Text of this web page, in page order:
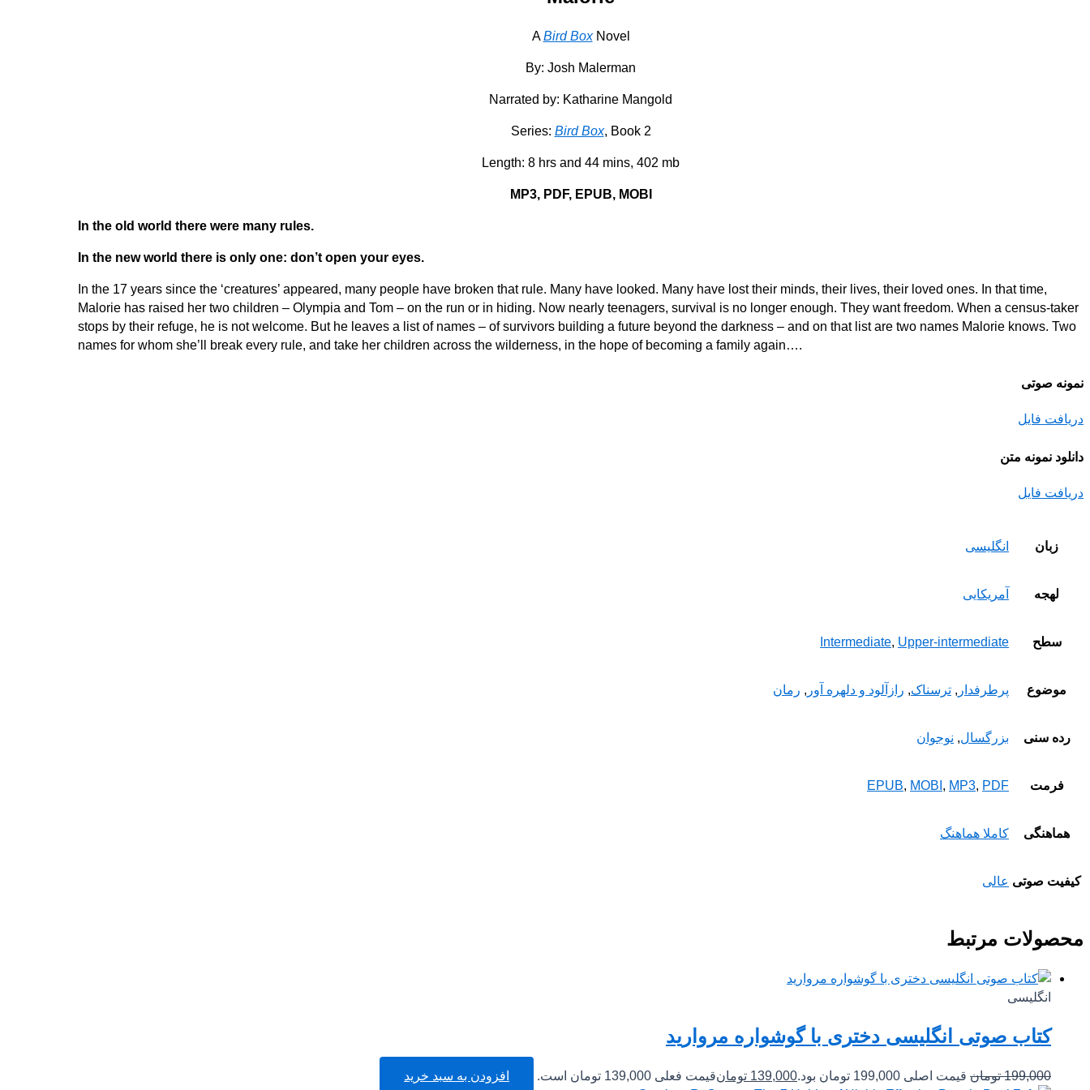
ABird BoxNovel
By: Josh Malerman
Narrated by: Katharine Mangold
Series: Bird Box, Book 2
Length: 8 hrs and 44 mins, 402 mb
MP3, PDF, EPUB, MOBI
In the old world there were many rules.
In the new world there is only one: don’t open your eyes.
In the 17 years since the ‘creatures’ appeared, many people have broken that rule. Many have looked. Many have lost their minds, their lives, their loved ones. In that time,
Malorie has raised her two children – Olympia and Tom – on the run or in hiding. Now nearly teenagers, survival is no longer enough. They want freedom. When a census-taker
stops by their refuge, he is not welcome. But he leaves a list of names – of survivors building a future beyond the darkness – and on that list are two names Malorie knows. Two
names for whom she’ll break every rule, and take her children across the wilderness, in the hope of becoming a family again….
نمونه صوتی
دریافت فایل
دانلود نمونه متن
دریافت فایل
زبان انگلیسی
لهجه آمریکایی
سطح Intermediate, Upper-intermediate
موضوع پرطرفدار , ترسناک, رازآلود و دلهره آور , رمان
رده سنی بزرگسال, نوجوان
فرمت EPUB, MOBI , MP3, PDF
هماهنگی کاملا هماهنگ
کیفیت صوتی عالی
محصولات مرتبط
انگلیسی
کتاب صوتی انگلیسی دختری با گوشواره مروارید
199,000 تومان قیمت اصلی 199,000 تومان بود. 139,000 تومانقیمت فعلی 139,000 تومان است. افزودن به سبد خرید